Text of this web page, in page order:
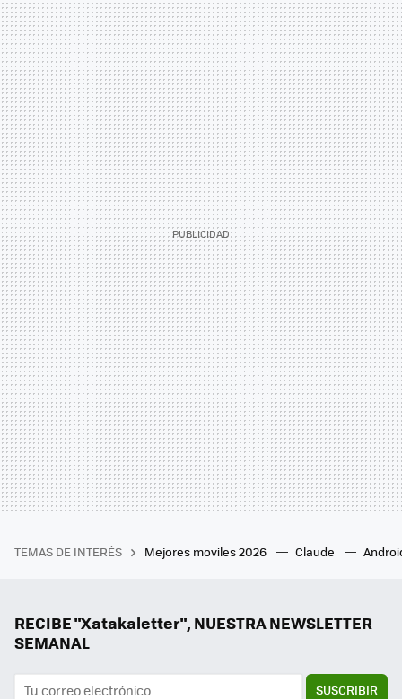
TEMAS DE INTERÉS Mejores moviles 2026 Claude
RECIBE "Xatakaletter", NUESTRA NEWSLETTER
SEMANAL
SUSCRIBIR